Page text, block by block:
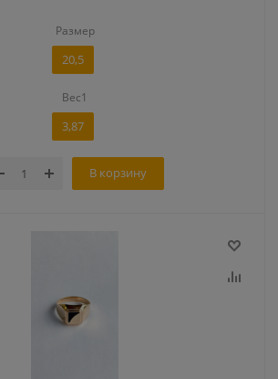
Размер
20,5
Вес1
3,87
В корзину